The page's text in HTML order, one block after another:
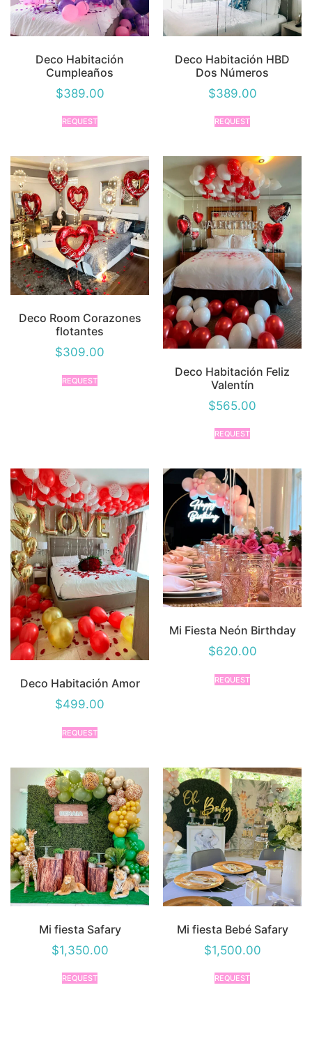
Deco Habitación
Cumpleaños
$389.00
REQUEST
Deco Habitación HBD
Dos Números
$389.00
REQUEST
Deco Room Corazones
flotantes
$309.00
REQUEST
Deco Habitación Feliz
Valentín
$565.00
REQUEST
Deco Habitación Amor
$499.00
REQUEST
Mi Fiesta Neón Birthday
$620.00
REQUEST
Mi fiesta Safary
$1,350.00
REQUEST
Mi fiesta Bebé Safary
$1,500.00
REQUEST